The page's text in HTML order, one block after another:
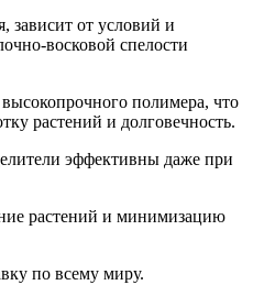
зависит от условий и
восковой спелости
полимера, что
растений и долговечность.
эффективны даже при
растений и минимизацию
по всему миру.